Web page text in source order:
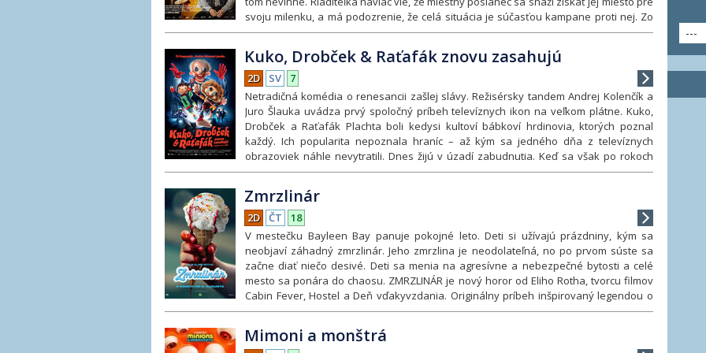
jej záchranná operácia, ktorej cieľom bude dostať všetky dinosaury do bezpečia.
Bude to dobrodružné, bude to napínavé, bude to Váuúúú!
Zobraziť viac
svoju milenku, a má podozrenie, že celá situácia je súčasťou kampane proti nej. Zo
stretnutia sa tak rýchlo stáva sled nedorozumení, obvinení a čoraz absurdnejších
situácií. Jedno popoludnie, ktoré sa úplne vymkne spod kontroly všetkým.
viac
Kuko, Drobček & Raťafák znovu zasahujú
2D SV
7
Netradičná komédia o renesancii zašlej slávy. Režisérsky tandem Andrej Kolenčík a
Juro Šlauka uvádza prvý spoločný príbeh televíznych ikon na veľkom plátne. Kuko,
Drobček a Raťafák Plachta boli kedysi kultoví bábkoví hrdinovia, ktorých poznal
každý. Ich popularita nepoznala hraníc – až kým sa jedného dňa z televíznych
obrazoviek náhle nevytratili. Dnes žijú v úzadí zabudnutia. Keď sa však po rokoch
znovu stretnú, rozhodnú sa vrátiť na výslnie. Tentoraz spoločne. Starí priatelia sa
dnešnom svete a či dokážu držať spolu. Rýchlo pochopia, že cesta späť nebude taká
jednoduchá, ako si predstavovali.
Zmrzlinár
2D ČT
18
V mestečku Bayleen Bay panuje pokojné leto. Deti si užívajú prázdniny, kým sa
neobjaví záhadný zmrzlinár. Jeho zmrzlina je neodolateľná, no po prvom súste sa
začne diať niečo desivé. Deti sa menia na agresívne a nebezpečné bytosti a celé
mesto sa ponára do chaosu. ZMRZLINÁR je nový horor od Eliho Rotha, tvorcu filmov
Cabin Fever, Hostel a Deň vďakyvzdania. Originálny príbeh inšpirovaný legendou o
Krysařovi premieňa jeden z najmilších symbolov detstva na čistú nočnú moru. Čaká
vás mrazivá atmosféra, čierny humor a poriadna dávka napätia.
Mimoni a monštrá
---